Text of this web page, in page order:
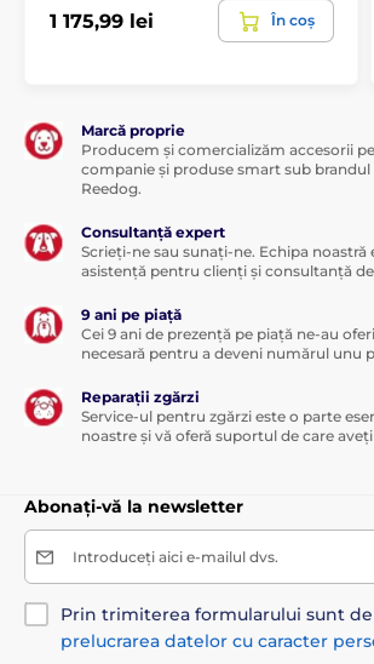
1 175,99 lei În coș
Marcă proprie
Producem și comercializăm accesorii
companie și produse smart sub
Reedog.
Consultanță expert
Scrieți-ne sau sunați-ne. Echipa noastră
asistență pentru clienți și consultanță
9 ani pe piață
Cei 9 ani de prezență pe piață ne-au
necesară pentru a deveni numărul unu
Reparații zgărzi
Service-ul pentru zgărzi este o parte
noastre și vă oferă suportul de care
Abonați-vă la newsletter
Introduceți aici e-mailul dvs.
Prin trimiterea formularului sunt
prelucrarea datelor cu caracter